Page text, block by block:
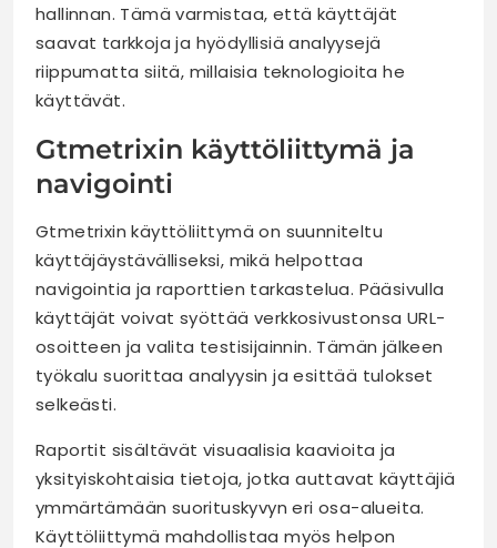
hallinnan. Tämä varmistaa, että käyttäjät
saavat tarkkoja ja hyödyllisiä analyysejä
riippumatta siitä, millaisia teknologioita he
käyttävät.
Gtmetrixin käyttöliittymä ja
navigointi
Gtmetrixin käyttöliittymä on suunniteltu
käyttäjäystävälliseksi, mikä helpottaa
navigointia ja raporttien tarkastelua. Pääsivulla
käyttäjät voivat syöttää verkkosivustonsa URL-
osoitteen ja valita testisijainnin. Tämän jälkeen
työkalu suorittaa analyysin ja esittää tulokset
selkeästi.
Raportit sisältävät visuaalisia kaavioita ja
yksityiskohtaisia tietoja, jotka auttavat käyttäjiä
ymmärtämään suorituskyvyn eri osa-alueita.
Käyttöliittymä mahdollistaa myös helpon